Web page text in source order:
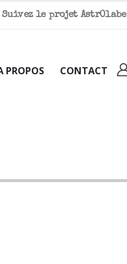
Suivez le projet AstrOlabe
PROPOS CONTACT